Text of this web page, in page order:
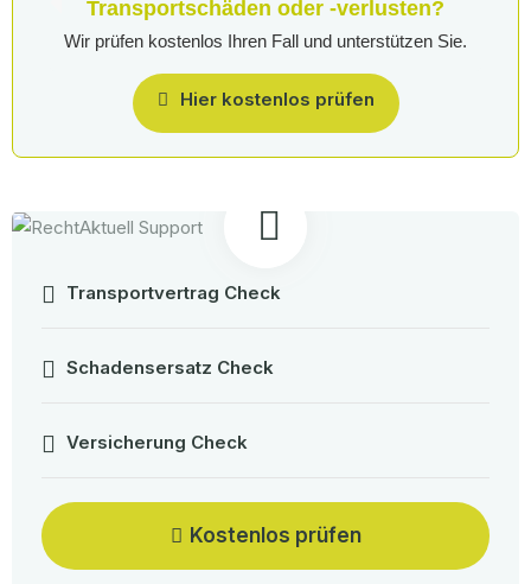
Transportschäden oder -verlusten?
Wir prüfen kostenlos Ihren Fall und unterstützen Sie.
Hier kostenlos prüfen
Transportvertrag Check
Schadensersatz Check
Versicherung Check
Kostenlos prüfen